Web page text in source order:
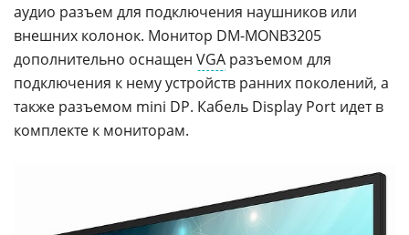
аудио разъем для подключения наушников или
внешних колонок. Монитор DM-MONB3205
дополнительно оснащен VGA разъемом для
подключения к нему устройств ранних поколений, а
также разъемом mini DP. Кабель Display Port идет в
комплекте к мониторам.